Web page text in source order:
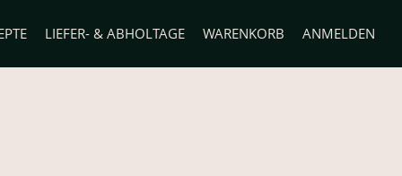
LIEFER- & ABHOLTAGE WARENKORB ANMELDEN